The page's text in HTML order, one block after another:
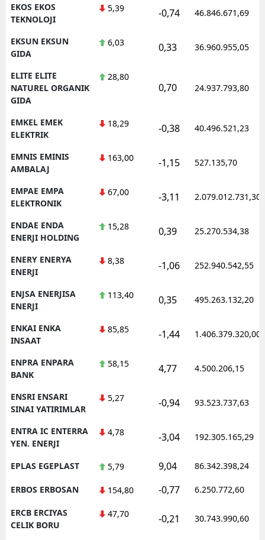
EKOS EKOS
TEKNOLOJI
5,39 -0,74 46.846.671,69
EKSUN EKSUN
GIDA
6,03 0,33 36.960.955,05
ELITE ELITE
NATUREL ORGANIK
GIDA
28,80
0,70 24.937.793,80
EMKEL EMEK
ELEKTRIK
18,29 -0,38 40.496.521,23
EMNIS EMINIS
AMBALAJ
163,00 -1,15 527.135,70
EMPAE EMPA
ELEKTRONIK
67,00 -3,11 2.079.012.731,30
ENDAE ENDA
ENERJI HOLDING
15,28 0,39 25.270.534,38
ENERY ENERYA
ENERJI
8,38 -1,06 252.940.542,55
ENJSA ENERJISA
ENERJI
113,40 0,35 495.263.132,20
ENKAI ENKA
INSAAT
85,85 -1,44 1.406.379.320,00
ENPRA ENPARA
BANK
58,15 4,77 4.500.206,15
ENSRI ENSARI
SINAI YATIRIMLAR
5,27 -0,94 93.523.737,63
ENTRA IC ENTERRA
YEN. ENERJI
4,78 -3,04 192.305.165,29
EPLAS EGEPLAST 5,79 9,04 86.342.398,24
ERBOS ERBOSAN 154,80 -0,77 6.250.772,60
ERCB ERCIYAS
CELIK BORU
47,70 -0,21 30.743.990,60